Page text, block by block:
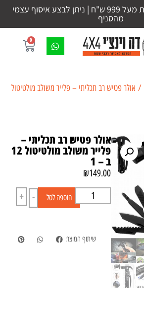
משלוח חינם בהזמנות מעל 999 ש"ח | ניתן לבצע איסוף עצמי
מהסניף
0
/ אולר פטיש רב תכליתי – פלייר משולב מולטיטול
אולר פטיש רב תכליתי –
פלייר משולב מולטיטול 12
ב – 1
₪149.00
-
+ הוספה לסל
שיתוף המוצר: